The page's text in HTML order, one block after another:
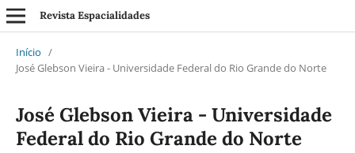
Revista Espacialidades
Início /
José Glebson Vieira - Universidade Federal do Rio Grande do Norte
José Glebson Vieira - Universidade
Federal do Rio Grande do Norte